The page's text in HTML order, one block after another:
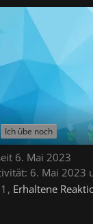
Ich übe noch
6. Mai 2023
6. Mai 2023
1 Erhaltene